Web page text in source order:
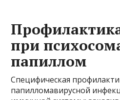
при
папиллом
Специфическая
папилломавирусной